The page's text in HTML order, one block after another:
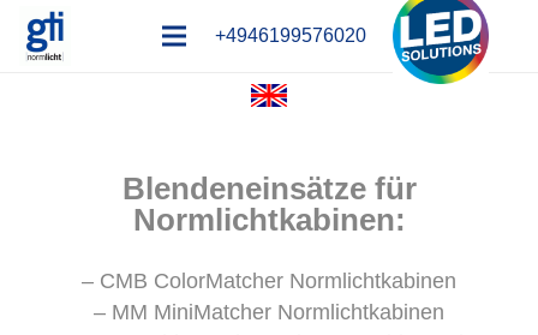
+4946199576020
Blendeneinsätze für
Normlichtkabinen:
– CMB ColorMatcher Normlichtkabinen
– MM MiniMatcher Normlichtkabinen